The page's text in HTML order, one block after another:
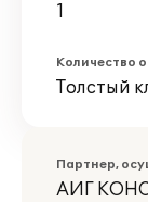
1
Количество
Толстый
Партнер,
АИГ